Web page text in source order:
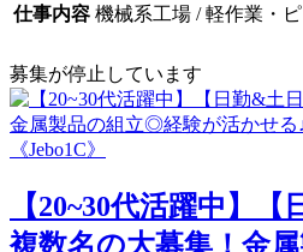
仕事内容 機械系工場 / 軽作業・
募集が停止しています
【20~30代活躍中】【
複数名の大募集！金